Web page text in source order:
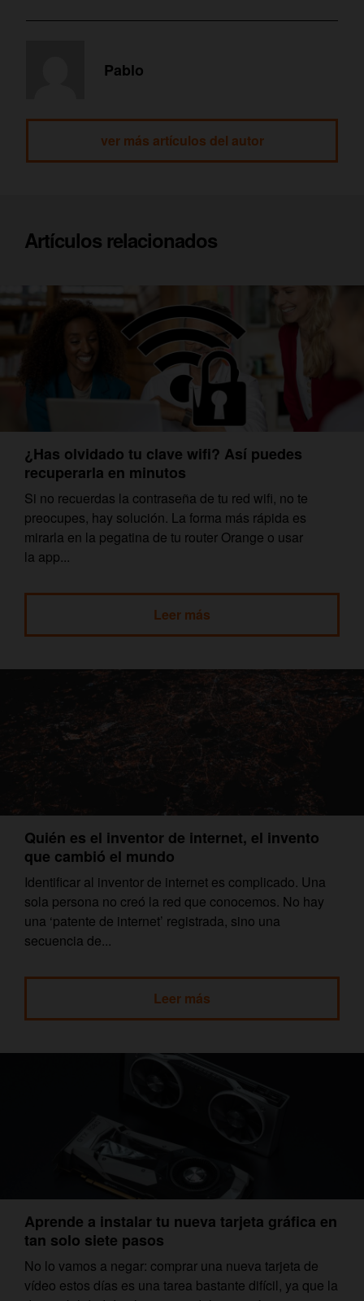
Pablo
ver más artículos del autor
Artículos relacionados
¿Has olvidado tu clave wifi? Así puedes
recuperarla en minutos
Si no recuerdas la contraseña de tu red wifi, no te
preocupes, hay solución. La forma más rápida es
mirarla en la pegatina de tu router Orange o usar
la app...
Leer más
Quién es el inventor de internet, el invento
que cambió el mundo
Identificar al inventor de internet es complicado. Una
sola persona no creó la red que conocemos. No hay
una ‘patente de internet’ registrada, sino una
secuencia de...
Leer más
Aprende a instalar tu nueva tarjeta gráfica en
tan solo siete pasos
No lo vamos a negar: comprar una nueva tarjeta de
vídeo estos días es una tarea bastante difícil, ya que la